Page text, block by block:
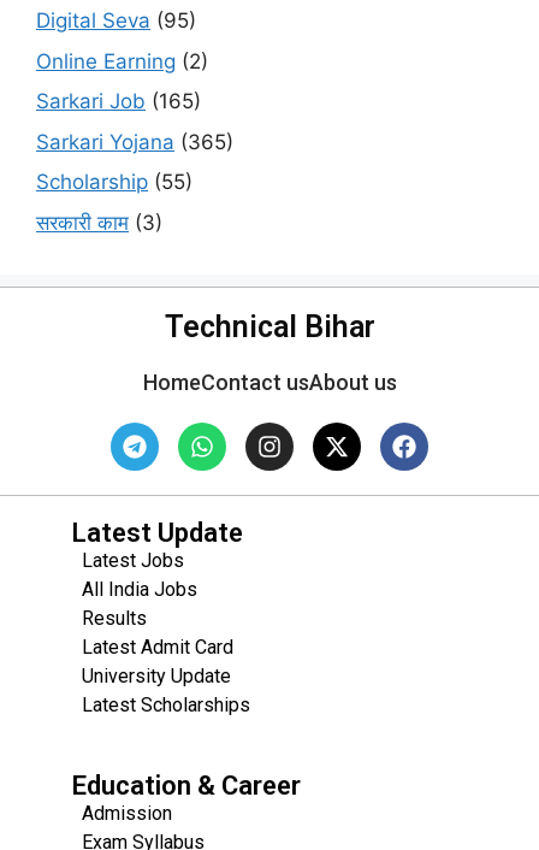
Digital Seva (95)
Online Earning (2)
Sarkari Job (165)
Sarkari Yojana (365)
Scholarship (55)
सरकारी काम (3)
Technical Bihar
HomeContact usAbout us
Latest Update
Latest Jobs
All India Jobs
Results
Latest Admit Card
University Update
Latest Scholarships
Education & Career
Admission
Exam Syllabus